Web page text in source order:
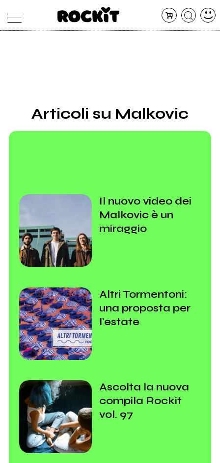
SHOP
RADIO
Articoli su Malkovic
Il nuovo video dei
Malkovic è un
miraggio
Altri Tormentoni:
una proposta per
l'estate
Ascolta la nuova
compila Rockit
vol. 97